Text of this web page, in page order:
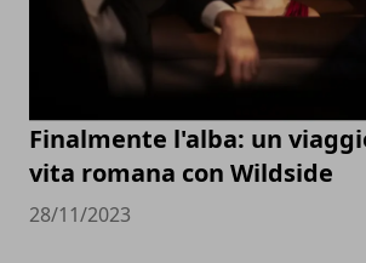
Finalmente l'alba: un
vita romana con Wildside
28/11/2023